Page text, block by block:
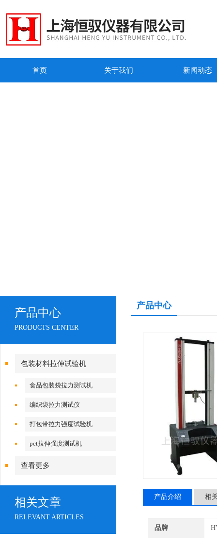
首页 关于我们 新闻动态
产品中心
PRODUCTS CENTER
包装材料拉伸试验机
食品包装袋拉力测试机
编织袋拉力测试仪
打包带拉力强度试验机
pet拉伸强度测试机
查看更多
相关文章
RELEVANT ARTICLES
产品中心
产品介绍 相
品牌